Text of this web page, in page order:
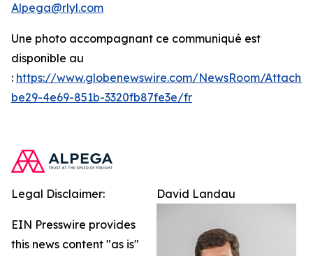
Alpega@rlyl.com
Une photo accompagnant ce communiqué est
disponible au
: https://www.globenewswire.com/NewsRoom/
be29-4e69-851b-3320fb87fe3e/fr
David Landau
Legal Disclaimer:
EIN Presswire provides
this news content "as is"